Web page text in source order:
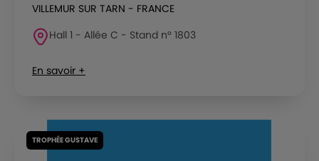
VILLEMUR SUR TARN - FRANCE
Hall 1 - Allée C - Stand n° 1803
En savoir +
TROPHÉE GUSTAVE